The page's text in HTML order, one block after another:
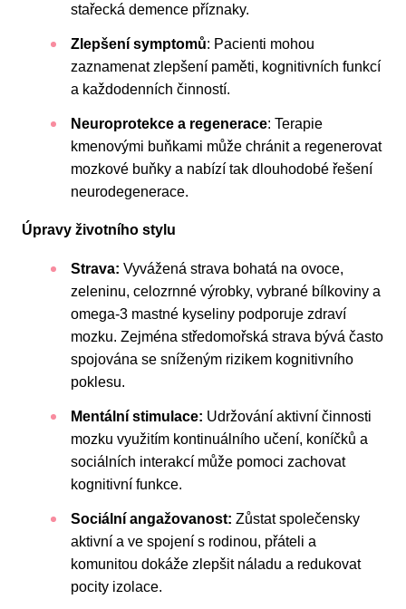
stařecká demence příznaky.
Zlepšení symptomů: Pacienti mohou
zaznamenat zlepšení paměti, kognitivních funkcí
a každodenních činností.
Neuroprotekce a regenerace: Terapie
kmenovými buňkami může chránit a regenerovat
mozkové buňky a nabízí tak dlouhodobé řešení
neurodegenerace.
Úpravy životního stylu
Strava: Vyvážená strava bohatá na ovoce,
zeleninu, celozrnné výrobky, vybrané bílkoviny a
omega-3 mastné kyseliny podporuje zdraví
mozku. Zejména středomořská strava bývá často
spojována se sníženým rizikem kognitivního
poklesu.
Mentální stimulace: Udržování aktivní činnosti
mozku využitím kontinuálního učení, koníčků a
sociálních interakcí může pomoci zachovat
kognitivní funkce.
Sociální angažovanost: Zůstat společensky
aktivní a ve spojení s rodinou, přáteli a
komunitou dokáže zlepšit náladu a redukovat
pocity izolace.